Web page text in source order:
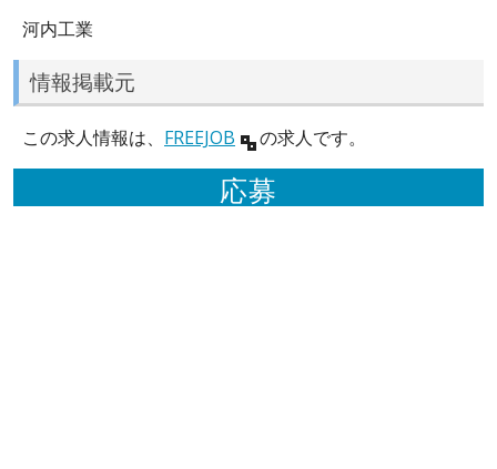
河内工業
情報掲載元
この求人情報は、 FREEJOB の求人です。
応募